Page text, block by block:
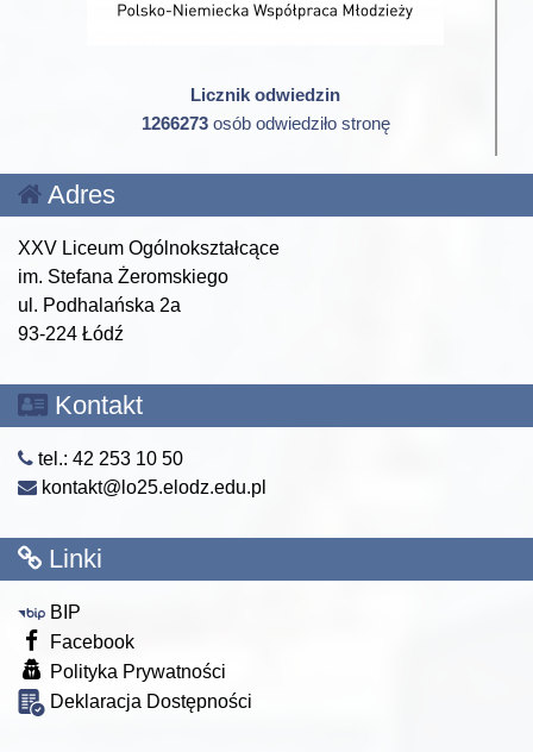
Licznik odwiedzin
1266273osób odwiedziło stronę
Adres
XXV Liceum Ogólnokształcące
im. Stefana Żeromskiego
ul. Podhalańska 2a
93-224 Łódź
Kontakt
tel.: 42 253 10 50
kontakt@lo25.elodz.edu.pl
Linki
BIP
Facebook
Polityka Prywatności
Deklaracja Dostępności